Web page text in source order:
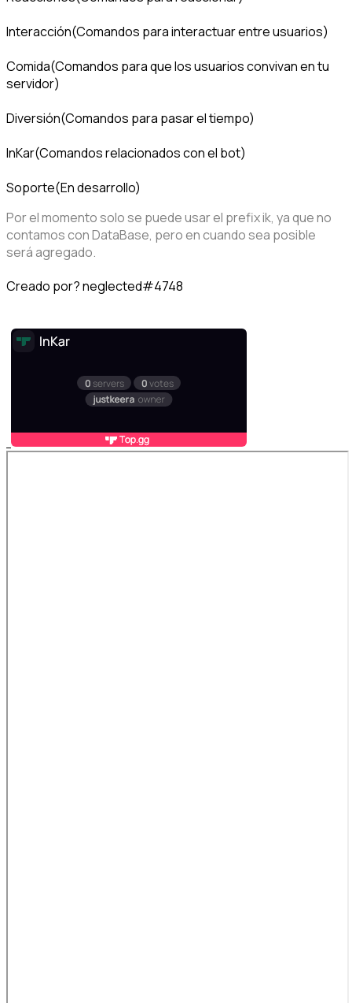
Interacción(Comandos para interactuar entre usuarios)
Comida(Comandos para que los usuarios convivan en tu
servidor)
Diversión(Comandos para pasar el tiempo)
InKar(Comandos relacionados con el bot)
Soporte(En desarrollo)
Por el momento solo se puede usar el prefix ik, ya que no
contamos con DataBase, pero en cuando sea posible
será agregado.
Creado por? neglected#4748